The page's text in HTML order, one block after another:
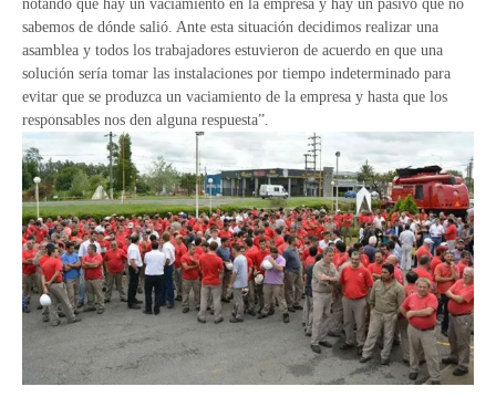
notando que hay un vaciamiento en la empresa y hay un pasivo que no
sabemos de dónde salió. Ante esta situación decidimos realizar una
asamblea y todos los trabajadores estuvieron de acuerdo en que una
solución sería tomar las instalaciones por tiempo indeterminado para
evitar que se produzca un vaciamiento de la empresa y hasta que los
responsables nos den alguna respuesta”.